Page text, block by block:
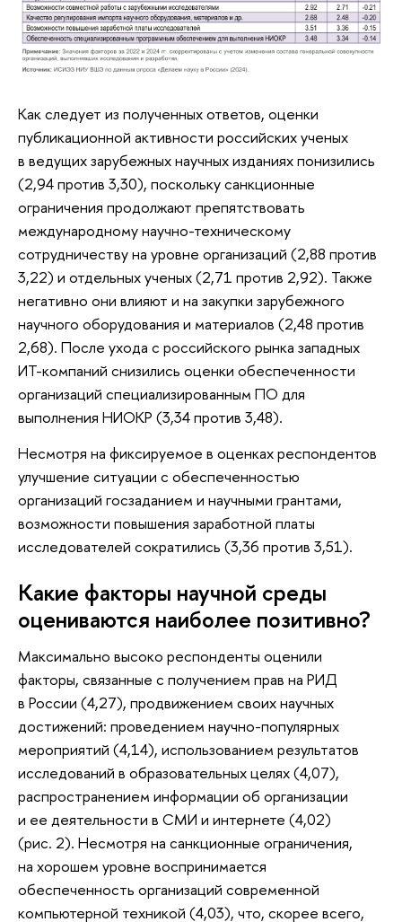
Как следует из полученных ответов, оценки
публикационной активности российских ученых
в ведущих зарубежных научных изданиях понизились
(2,94 против 3,30), поскольку санкционные
ограничения продолжают препятствовать
международному научно-техническому
сотрудничеству на уровне организаций (2,88 против
3,22) и отдельных ученых (2,71 против 2,92). Также
негативно они влияют и на закупки зарубежного
научного оборудования и материалов (2,48 против
2,68). После ухода с российского рынка западных
ИТ-компаний снизились оценки обеспеченности
организаций специализированным ПО для
выполнения НИОКР (3,34 против 3,48).
Несмотря на фиксируемое в оценках респондентов
улучшение ситуации с обеспеченностью
организаций госзаданием и научными грантами,
возможности повышения заработной платы
исследователей сократились (3,36 против 3,51).
Какие факторы научной среды
оцениваются наиболее позитивно?
Максимально высоко респонденты оценили
факторы, связанные с получением прав на РИД
в России (4,27), продвижением своих научных
достижений: проведением научно-популярных
мероприятий (4,14), использованием результатов
исследований в образовательных целях (4,07),
распространением информации об организации
и ее деятельности в СМИ и интернете (4,02)
(рис. 2). Несмотря на санкционные ограничения,
на хорошем уровне воспринимается
обеспеченность организаций современной
компьютерной техникой (4,03), что, скорее всего,